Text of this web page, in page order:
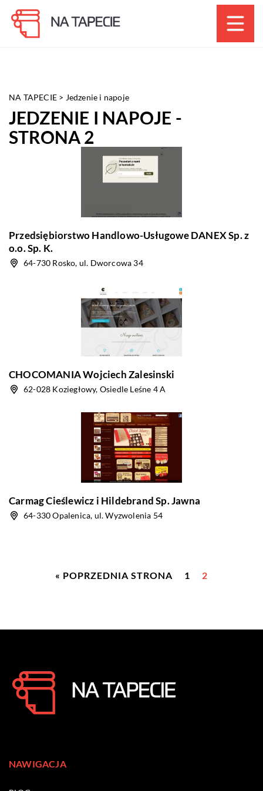
NA TAPECIE > Jedzenie i napoje
JEDZENIE I NAPOJE -
STRONA 2
Przedsiębiorstwo Handlowo-Usługowe DANEX Sp. z
o.o. Sp. K.
64-730 Rosko, ul. Dworcowa 34
CHOCOMANIA Wojciech Zalesinski
62-028 Koziegłowy, Osiedle Leśne 4 A
Carmag Cieślewicz i Hildebrand Sp. Jawna
64-330 Opalenica, ul. Wyzwolenia 54
« POPRZEDNIA STRONA 1 2
NAWIGACJA